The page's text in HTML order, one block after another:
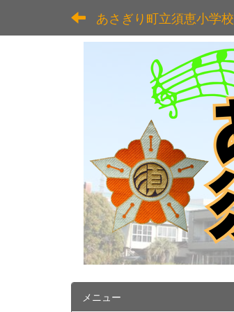
あさぎり町立須恵小学校
メニュー